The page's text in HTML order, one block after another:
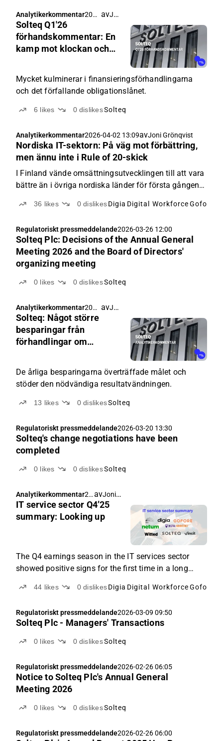
Analytikerkommentar2026
24
5
av Joni Grönqvist
Solteq Q1'26
förhandskommentar: En
kamp mot klockan och
Mycket kulminerar i finansieringsförhandlingarna
och det förfallande obligationslånet.
6 likes 0 dislikesSolteq
Analytikerkommentar2026-04-02 13:09avJoni Grönqvist
Nordiska IT-sektorn: På väg mot förbättring,
men ännu inte i Rule of 20-skick
I Finland vände omsättningsutvecklingen till att vara
bättre än i övriga nordiska länder för första gången
36 likes 0dislikesDigia Digital WorkforceGofore
Regulatoriskt pressmeddelande2026-03-26 12:00
Solteq Plc: Decisions of the Annual General
Meeting 2026 and the Board of Directors'
organizing meeting
0 likes 0 dislikesSolteq
Analytikerkommentar2026
-03-
9
av Joni Grönqvist
Solteq: Något större
besparingar från
förhandlingar om
De årliga besparingarna överträffade målet och
stöder den nödvändiga resultatvändningen.
13 likes 0dislikesSolteq
Regulatoriskt pressmeddelande2026-03-20 13:30
Solteq's change negotiations have been
completed
0 likes 0 dislikesSolteq
Analytikerkommentar20
26
-
03
20:
av Joni Grönqvist
IT service sector Q4’25
summary: Looking up
The Q4 earnings season in the IT services sector
showed positive signs for the first time in a long
44 likes 0dislikesDigia Digital WorkforceGofore
Regulatoriskt pressmeddelande2026-03-09 09:50
Solteq Plc - Managers' Transactions
0 likes 0 dislikesSolteq
Regulatoriskt pressmeddelande2026-02-26 06:05
Notice to Solteq Plc's Annual General
Meeting 2026
0 likes 0 dislikesSolteq
Regulatoriskt pressmeddelande2026-02-26 06:00